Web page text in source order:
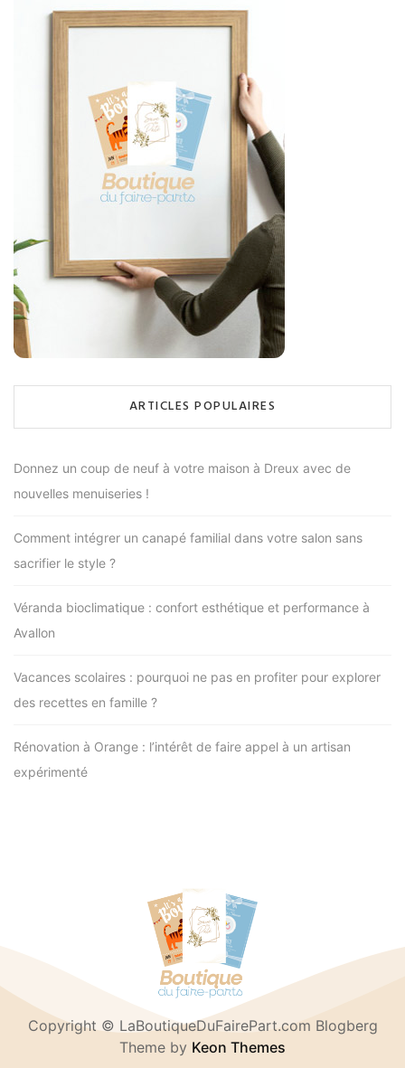
ARTICLES POPULAIRES
Donnez un coup de neuf à votre maison à Dreux avec de
nouvelles menuiseries !
Comment intégrer un canapé familial dans votre salon sans
sacrifier le style ?
Véranda bioclimatique : confort esthétique et performance à
Avallon
Vacances scolaires : pourquoi ne pas en profiter pour explorer
des recettes en famille ?
Rénovation à Orange : l’intérêt de faire appel à un artisan
expérimenté
Copyright © LaBoutiqueDuFairePart.com Blogberg
Theme by Keon Themes